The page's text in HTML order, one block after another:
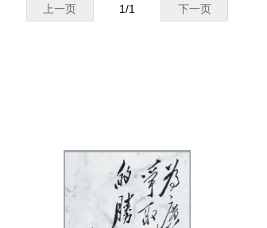
上一页 下一页
1/1